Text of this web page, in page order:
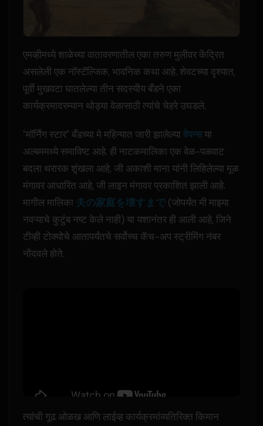
एमव्हीमध्ये शाळेच्या वातावरणातील एका तरुण मुलीवर केंद्रित
असलेली एक नॉस्टॅल्जिक, भावनिक कथा आहे. शेवटच्या दृश्यात,
पूर्वी मुखवटा घातलेल्या तीन सदस्यीय बँडने एका
कार्यक्रमादरम्यान थोड्या वेळासाठी त्यांचे चेहरे उघडले.
"मॉर्निंग स्टार" बँडच्या मे महिन्यात जारी झालेल्यावेपन्सया
अल्बममध्ये समाविष्ट आहे. ही नाटकमालिका एक वेळ-पळवाट
बदला थरारक शृंखला आहे, जी अकाशी माना यांनी लिहिलेल्या मूळ
मंगावर आधारित आहे, जी लाइन मंगावर प्रकाशित झाली आहे.
मागील मालिका 夫の家庭を壊すまで(जोपर्यंत मी माझ्या
नवऱ्याचे कुटुंब नष्ट केले नाही) या यशानंतर ही आली आहे, जिने
टीव्ही टोक्योचे आतापर्यंतचे सर्वोच्च कॅच-अप स्ट्रीमिंग नंबर
नोंदवले होते.
त्यांची गूढ ओळख आणि लाईव्ह कार्यक्रमांव्यतिरिक्त किमान